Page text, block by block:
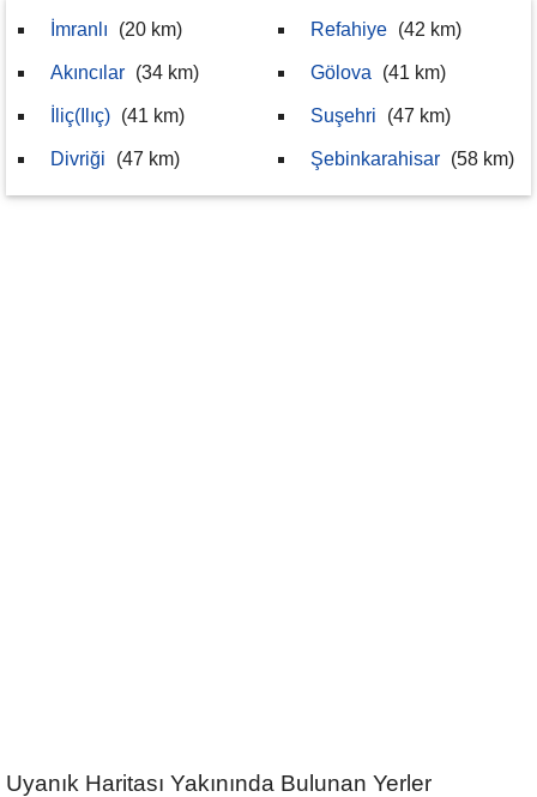
İmranlı (20 km)
Akıncılar (34 km)
İliç(Ilıç) (41 km)
Divriği (47 km)
Refahiye (42 km)
Gölova (41 km)
Suşehri (47 km)
Şebinkarahisar (58 km)
Uyanık Haritası Yakınında Bulunan Yerler